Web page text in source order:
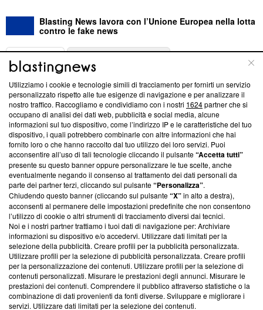
Blasting News lavora con l’Unione Europea nella lotta
contro le fake news
ABOUT
Questa sezione offre informazioni trasparenti su Blasting
News, sui nostri processi editoriali e su come ci impegniamo a
creare news di qualità. Inoltre, afferma la nostra aderenza a
‘Trust Project - News with Integrity’Blasting News non è
ancora membro del programma, ma ha richiesto di farne
parte; Trust Project non ha ancora effettuato una verifica di
conformità agli standard.
Su di noi
Team editoriale
Corporate
Redazione
Informativa Privacy
Cookie Policy
Utilizziamo i cookie e tecnologie simili di tracciamento per fornirti un servizio
personalizzato rispetto alle tue esigenze di navigazione e per analizzare il
nostro traffico. Raccogliamo e condividiamo con i nostri 1624partner che si
occupano di analisi dei dati web, pubblicità e social media, alcune
informazioni sul tuo dispositivo, come l’indirizzo IP e le caratteristiche del tuo
dispositivo, i quali potrebbero combinarle con altre informazioni che hai
fornito loro o che hanno raccolto dal tuo utilizzo dei loro servizi. Puoi
acconsentire all’uso di tali tecnologie cliccando il pulsante“Accetta tutti”
presente su questo banner oppure personalizzare le tue scelte, anche
eventualmente negando il consenso al trattamento dei dati personali da
parte dei partner terzi, cliccando sul pulsante“Personalizza”.
Chiudendo questo banner (cliccando sul pulsante“X”in alto a destra),
acconsenti al permanere delle impostazioni predefinite che non consentono
l’utilizzo di cookie o altri strumenti di tracciamento diversi dai tecnici.
Noi e i nostri partner trattiamo i tuoi dati di navigazione per: Archiviare
informazioni su dispositivo e/o accedervi. Utilizzare dati limitati per la
selezione della pubblicità. Creare profili per la pubblicità personalizzata.
Utilizzare profili per la selezione di pubblicità personalizzata. Creare profili
per la personalizzazione dei contenuti. Utilizzare profili per la selezione di
contenuti personalizzati. Misurare le prestazioni degli annunci. Misurare le
prestazioni dei contenuti. Comprendere il pubblico attraverso statistiche o la
combinazione di dati provenienti da fonti diverse. Sviluppare e migliorare i
servizi. Utilizzare dati limitati per la selezione dei contenuti.